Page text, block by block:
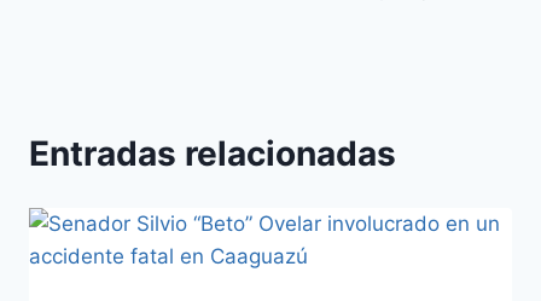
Entradas relacionadas